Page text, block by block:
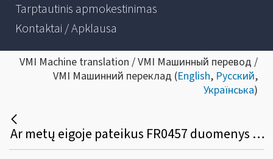
Tarptautinis apmokestinimas
Kontaktai / Apklausa
VMI Machine translation / VMI Машинный перевод /
VMI Машинний переклад (English, Русский,
Українська)
Ar metų eigoje pateikus FR0457 duomenys persikels į i.APS automatiškai?